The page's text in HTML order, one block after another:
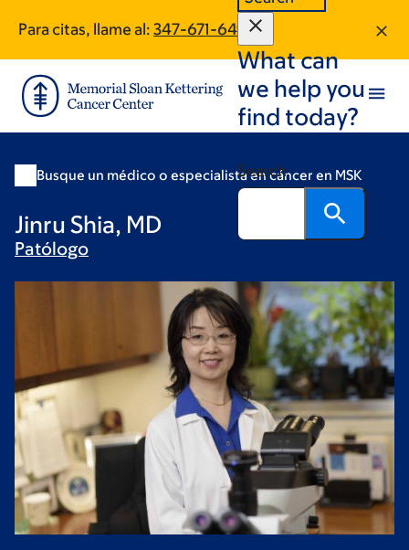
main
content
footer
Para citas, llame al: 347-671-6499
What can
we help you
find today?
Search
Busque un médico o especialista en cáncer en MSK
Jinru Shia, MD
Patólogo